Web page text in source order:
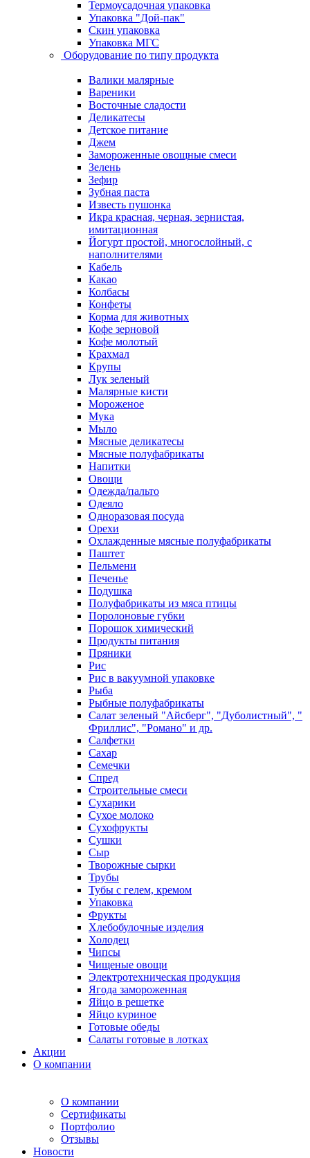
Термоусадочная упаковка
Упаковка "Дой-пак"
Скин упаковка
Упаковка МГС
Оборудование по типу продукта
Валики малярные
Вареники
Восточные сладости
Деликатесы
Детское питание
Джем
Замороженные овощные смеси
Зелень
Зефир
Зубная паста
Известь пушонка
Икра красная, черная, зернистая,
имитационная
Йогурт простой, многослойный, с
наполнителями
Кабель
Какао
Колбасы
Конфеты
Корма для животных
Кофе зерновой
Кофе молотый
Крахмал
Крупы
Лук зеленый
Малярные кисти
Мороженое
Мука
Мыло
Мясные деликатесы
Мясные полуфабрикаты
Напитки
Овощи
Одежда/пальто
Одеяло
Одноразовая посуда
Орехи
Охлажденные мясные полуфабрикаты
Паштет
Пельмени
Печенье
Подушка
Полуфабрикаты из мяса птицы
Поролоновые губки
Порошок химический
Продукты питания
Пряники
Рис
Рис в вакуумной упаковке
Рыба
Рыбные полуфабрикаты
Салат зеленый "Айсберг", "Дуболистный", "
Фриллис", "Романо" и др.
Салфетки
Сахар
Семечки
Спред
Строительные смеси
Сухарики
Сухое молоко
Сухофрукты
Сушки
Сыр
Творожные сырки
Трубы
Тубы с гелем, кремом
Упаковка
Фрукты
Хлебобулочные изделия
Холодец
Чипсы
Чищеные овощи
Электротехническая продукция
Ягода замороженная
Яйцо в решетке
Яйцо куриное
Готовые обеды
Салаты готовые в лотках
Акции
О компании
О компании
Сертификаты
Портфолио
Отзывы
Новости